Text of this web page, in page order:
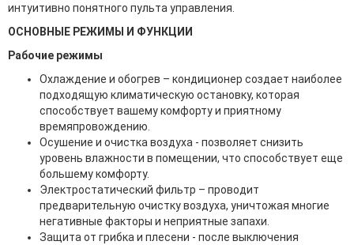
интуитивно понятного пульта управления.
ОСНОВНЫЕ РЕЖИМЫ И ФУНКЦИИ
Рабочие режимы
Охлаждение и обогрев – кондиционер создает наиболее
подходящую климатическую остановку, которая
способствует вашему комфорту и приятному
времяпровождению.
Осушение и очистка воздуха - позволяет снизить
уровень влажности в помещении, что способствует еще
большему комфорту.
Электростатический фильтр – проводит
предварительную очистку воздуха, уничтожая многие
негативные факторы и неприятные запахи.
Защита от грибка и плесени - после выключения